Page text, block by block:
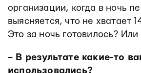
организации, когда в ночь
выясняется, что не хватает
Это за ночь готовилось? Или
– В результате какие-то
использовались?